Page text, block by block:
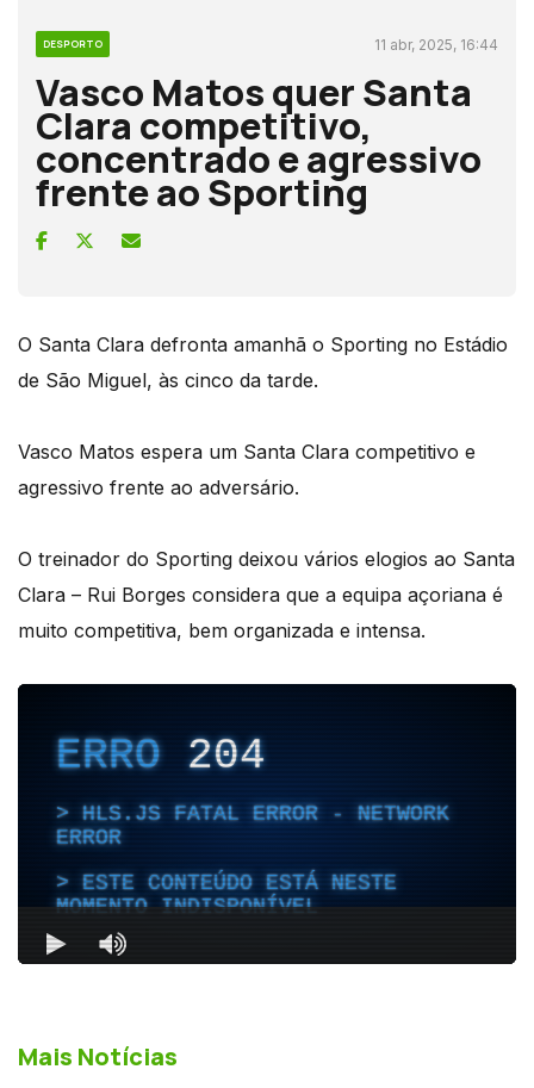
DESPORTO 11 abr, 2025, 16:44
Vasco Matos quer Santa
Clara competitivo,
concentrado e agressivo
frente ao Sporting
O Santa Clara defronta amanhã o Sporting no Estádio
de São Miguel, às cinco da tarde.
Vasco Matos espera um Santa Clara competitivo e
agressivo frente ao adversário.
O treinador do Sporting deixou vários elogios ao Santa
Clara – Rui Borges considera que a equipa açoriana é
muito competitiva, bem organizada e intensa.
Mais Notícias